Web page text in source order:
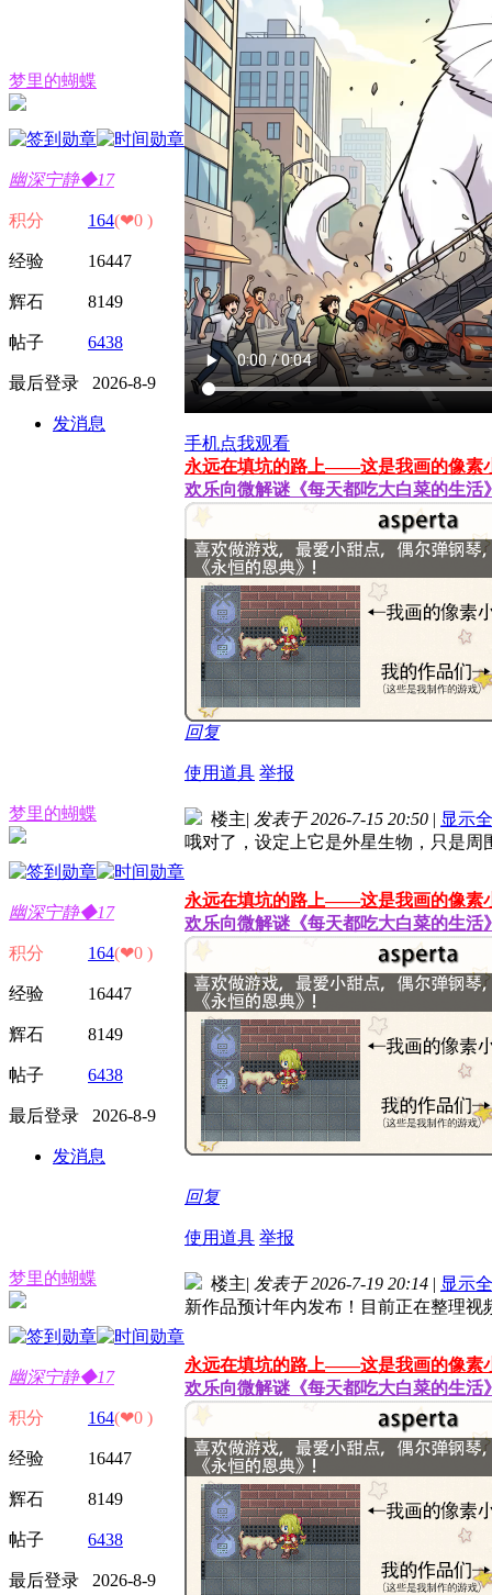
梦里的蝴蝶
幽深宁静◆17
积分 164(❤0 )
经验 16447
辉石 8149
帖子 6438
最后登录 2026-8-9
发消息
手机点我观看
永远在填坑的路上——这是我画的像素
欢乐向微解谜《每天都吃大白菜的生活
回复
使用道具 举报
梦里的蝴蝶
幽深宁静◆17
积分 164(❤0 )
经验 16447
辉石 8149
帖子 6438
最后登录 2026-8-9
发消息
楼主| 发表于 2026-7-15 20:50 | 显示
哦对了，设定上它是外星生物，只是
永远在填坑的路上——这是我画的像素
欢乐向微解谜《每天都吃大白菜的生活
回复
使用道具 举报
梦里的蝴蝶
幽深宁静◆17
积分 164(❤0 )
经验 16447
辉石 8149
帖子 6438
最后登录 2026-8-9
楼主| 发表于 2026-7-19 20:14 | 显示
新作品预计年内发布！目前正在整理视
永远在填坑的路上——这是我画的像素
欢乐向微解谜《每天都吃大白菜的生活